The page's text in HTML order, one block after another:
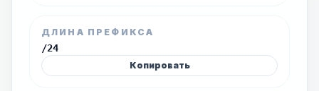
ДЛИНА ПРЕФИКСА
/24
Копировать